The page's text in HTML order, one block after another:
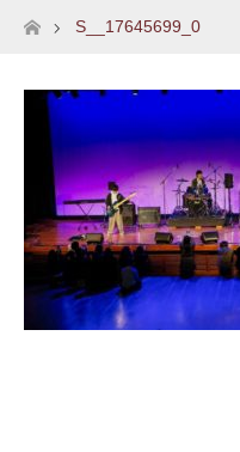
ホーム
S__17645699_0